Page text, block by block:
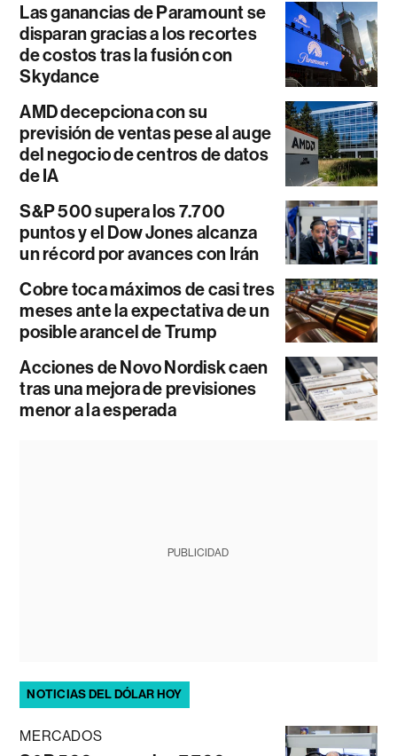
Las ganancias de Paramount se
disparan gracias a los recortes
de costos tras la fusión con
Skydance
AMD decepciona con su
previsión de ventas pese al auge
del negocio de centros de datos
de IA
S&P 500 supera los 7.700
puntos y el Dow Jones alcanza
un récord por avances con Irán
Cobre toca máximos de casi tres
meses ante la expectativa de un
posible arancel de Trump
Acciones de Novo Nordisk caen
tras una mejora de previsiones
menor a la esperada
PUBLICIDAD
NOTICIAS DEL DÓLAR HOY
MERCADOS